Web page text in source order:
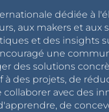
dédiée à
aux makers et aux
et des insights
une
des solutions
des projets, de
avec des
de